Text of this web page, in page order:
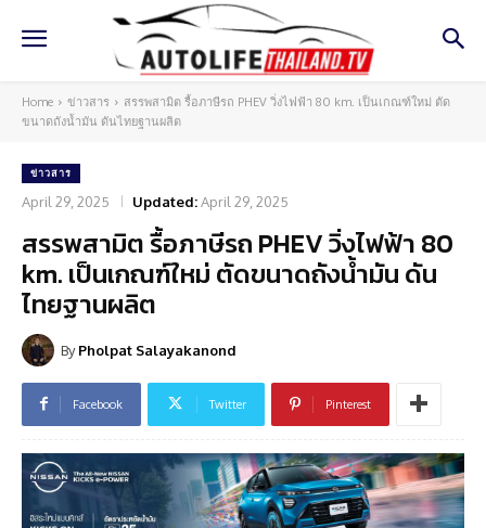
Home ข่าวสาร
สรรพสามิต รื้อภาษีรถ PHEV วิ่งไฟฟ้า 80 km. เป็นเกณฑ์ใหม่ ตัด
ขนาดถังน้ำมัน ดันไทยฐานผลิต
ข่าวสาร
April 29, 2025 Updated:April 29, 2025
สรรพสามิต รื้อภาษีรถ PHEV วิ่งไฟฟ้า 80
km. เป็นเกณฑ์ใหม่ ตัดขนาดถังน้ำมัน ดัน
ไทยฐานผลิต
By Pholpat Salayakanond
Facebook Twitter Pinterest